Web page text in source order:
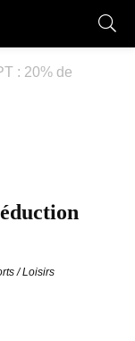
: 20% de
/ Loisirs